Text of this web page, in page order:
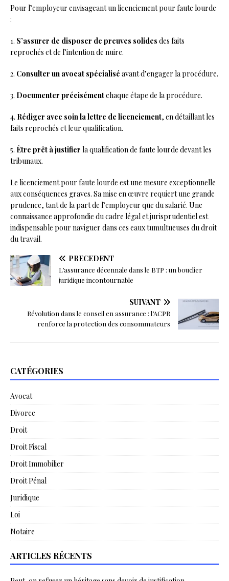
Pour l’employeur envisageant un licenciement pour faute lourde
:
1. S’assurer de disposer de preuves solides des faits
reprochés et de l’intention de nuire.
2. Consulter un avocat spécialisé avant d’engager la procédure.
3. Documenter précisémentchaque étape de la procédure.
4. Rédiger avec soin la lettre de licenciement, en détaillant les
faits reprochés et leur qualification.
5. Être prêt à justifier la qualification de faute lourde devant les
tribunaux.
Le licenciement pour faute lourde est une mesure exceptionnelle
aux conséquences graves. Sa mise en œuvre requiert une grande
prudence, tant de la part de l’employeur que du salarié. Une
connaissance approfondie du cadre légal et jurisprudentiel est
indispensable pour naviguer dans ces eaux tumultueuses du droit
du travail.
PRÉCÉDENT
L’assurance décennale dans le BTP : un bouclier
juridique incontournable
SUIVANT
Révolution dans le conseil en assurance : l’ACPR
renforce la protection des consommateurs
CATÉGORIES
Avocat
Divorce
Droit
Droit Fiscal
Droit Immobilier
Droit Pénal
Juridique
Loi
Notaire
ARTICLES RÉCENTS